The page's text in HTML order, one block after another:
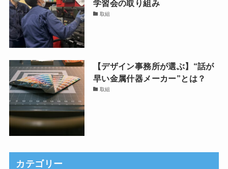
学習会の取り組み
取組
【デザイン事務所が選ぶ】“話が
早い金属什器メーカー”とは？
取組
カテゴリー